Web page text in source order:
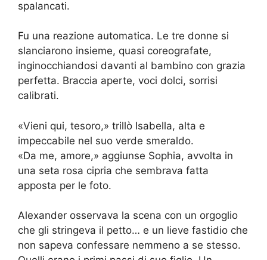
spalancati.
Fu una reazione automatica. Le tre donne si
slanciarono insieme, quasi coreografate,
inginocchiandosi davanti al bambino con grazia
perfetta. Braccia aperte, voci dolci, sorrisi
calibrati.
«Vieni qui, tesoro,» trillò Isabella, alta e
impeccabile nel suo verde smeraldo.
«Da me, amore,» aggiunse Sophia, avvolta in
una seta rosa cipria che sembrava fatta
apposta per le foto.
Alexander osservava la scena con un orgoglio
che gli stringeva il petto… e un lieve fastidio che
non sapeva confessare nemmeno a se stesso.